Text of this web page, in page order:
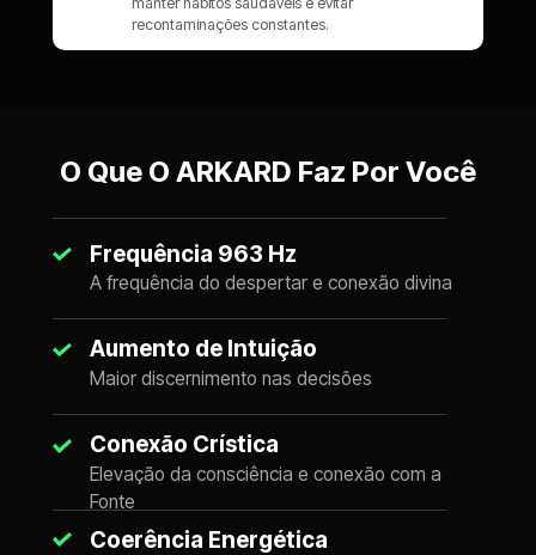
recontaminações constantes.
O Que O ARKARD Faz Por Você
Frequência 963 Hz
A frequência do despertar e conexão divina
Aumento de Intuição
Maior discernimento nas decisões
Conexão Crística
Elevação da consciência e conexão com a
Fonte
Coerência Energética